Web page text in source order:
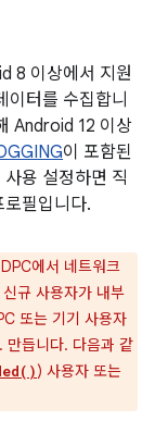
8 이상에서 지원
이터를 수집합니
Android 12 이상
이 포함된
용 설정하면 직
필입니다.
에서 네트워크
규 사용자가 내부
또는 기기 사용자
만듭니다. 다음과 같
) 사용자 또는